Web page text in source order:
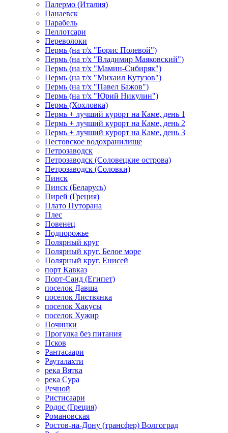
Палермо (Италия)
Панаевск
Парабель
Пеллотсари
Переволоки
Пермь (на т/х "Борис Полевой")
Пермь (на т/х "Владимир Маяковский")
Пермь (на т/х "Мамин-Сибиряк")
Пермь (на т/х "Михаил Кутузов")
Пермь (на т/х "Павел Бажов")
Пермь (на т/х "Юрий Никулин")
Пермь (Хохловка)
Пермь + лучший курорт на Каме, день 1
Пермь + лучший курорт на Каме, день 2
Пермь + лучший курорт на Каме, день 3
Пестовское водохранилище
Петрозаводск
Петрозаводск (Соловецкие острова)
Петрозаводск (Соловки)
Пинск
Пинск (Беларусь)
Пирей (Греция)
Плато Путорана
Плес
Повенец
Подпорожье
Полярный круг
Полярный круг. Белое море
Полярный круг. Енисей
порт Кавказ
Порт-Саид (Египет)
поселок Давша
поселок Листвянка
поселок Хакусы
поселок Хужир
Починки
Прогулка без питания
Псков
Рантасаари
Рауталахти
река Вятка
река Сура
Речной
Ристисаари
Родос (Греция)
Романовская
Ростов-на-Дону (трансфер) Волгоград